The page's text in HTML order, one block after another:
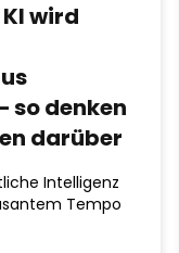
wird
so denken
darüber
Intelligenz
Tempo